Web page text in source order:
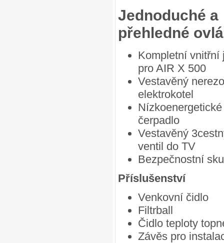
Jednoduché a
přehledné
Kompletní vnitřní
pro AIR X 500
Vestavěný
elektrokotel
čerpadlo
Vestavěný
ventil do TV
Bezpečnostní
Příslušenství
Venkovní čidlo
Filtrball
Čidlo teploty
Závěs pro